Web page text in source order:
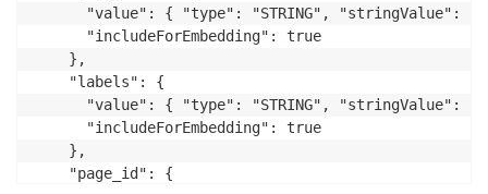
"value": { "type": "STRING", "stringValue":
      "includeForEmbedding": true
    },
    "labels": {
"value": { "type": "STRING", "stringValue": "
      "includeForEmbedding": true
    },
    "page_id": {